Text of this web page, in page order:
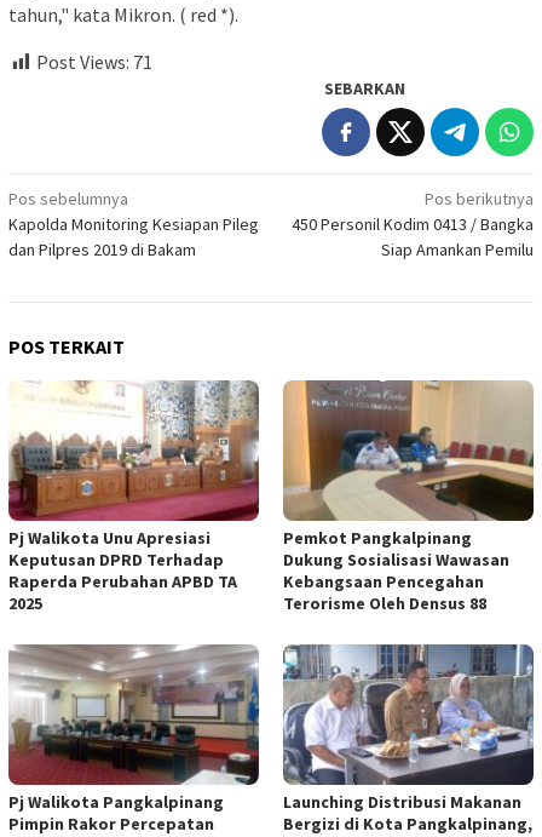
tahun," kata Mikron. ( red *).
Post Views: 71
SEBARKAN
Navigasi
pos
Pos sebelumnya
Kapolda Monitoring Kesiapan Pileg
dan Pilpres 2019 di Bakam
Pos berikutnya
450 Personil Kodim 0413 / Bangka
Siap Amankan Pemilu
POS TERKAIT
Pj Walikota Unu Apresiasi
Keputusan DPRD Terhadap
Raperda Perubahan APBD TA
2025
Pemkot Pangkalpinang
Dukung Sosialisasi Wawasan
Kebangsaan Pencegahan
Terorisme Oleh Densus 88
Pj Walikota Pangkalpinang
Pimpin Rakor Percepatan
Launching Distribusi Makanan
Bergizi di Kota Pangkalpinang,